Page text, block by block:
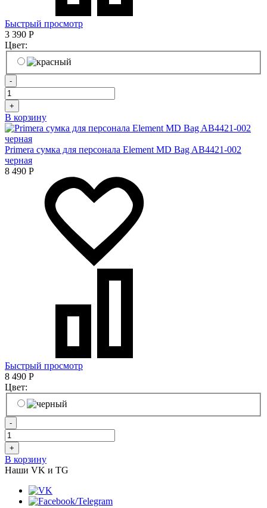
Быстрый просмотр
3 390 Р
Цвет:
-
+
В корзину
Primera сумка для персонала Element MD Bag AB4421-002
черная
8 490 Р
Быстрый просмотр
8 490 Р
Цвет:
-
+
В корзину
Наши VK и TG